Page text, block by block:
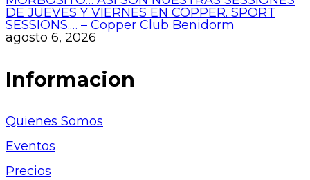
DE JUEVES Y VIERNES EN COPPER. SPORT
SESSIONS.… – Copper Club Benidorm
agosto 6, 2026
Informacion
Quienes Somos
Eventos
Precios